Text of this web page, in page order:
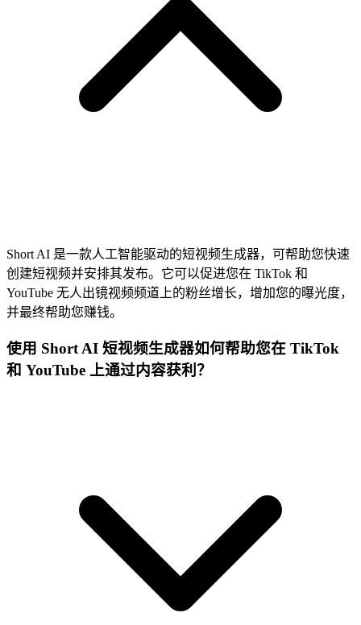
Short AI 是一款人工智能驱动的短视频生成器，可帮助您快速
创建短视频并安排其发布。它可以促进您在 TikTok 和
YouTube 无人出镜视频频道上的粉丝增长，增加您的曝光度，
并最终帮助您赚钱。
使用 Short AI 短视频生成器如何帮助您在 TikTok
和 YouTube 上通过内容获利？